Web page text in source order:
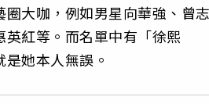
大咖，例如男星向華強、曾
紅等。而名單中有「徐熙
她本人無誤。